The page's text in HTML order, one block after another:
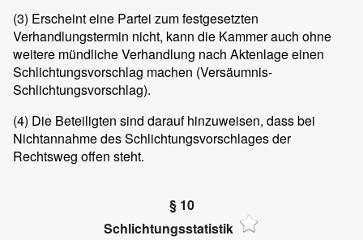
(3) Erscheint eine Partei zum festgesetzten
Verhandlungstermin nicht, kann die Kammer auch ohne
weitere mündliche Verhandlung nach Aktenlage einen
Schlichtungsvorschlag machen (Versäumnis-
Schlichtungsvorschlag).
(4) Die Beteiligten sind darauf hinzuweisen, dass bei
Nichtannahme des Schlichtungsvorschlages der
Rechtsweg offen steht.
§ 10
Schlichtungsstatistik